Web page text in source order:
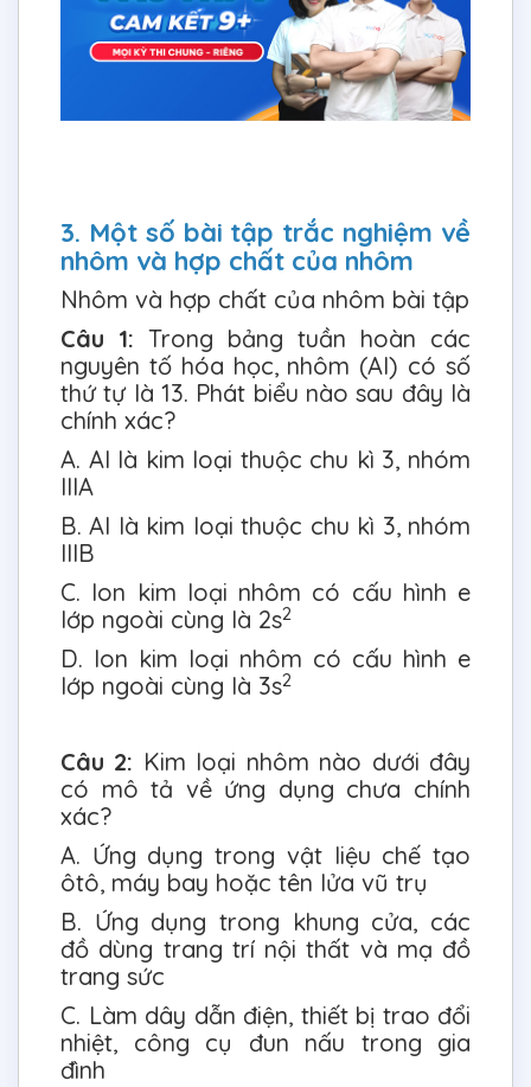
3. Một số bài tập trắc nghiệm về
nhôm và hợp chất của nhôm
Nhôm và hợp chất của nhôm bài tập
Câu 1: Trong bảng tuần hoàn các
nguyên tố hóa học, nhôm (Al) có số
thứ tự là 13. Phát biểu nào sau đây là
chính xác?
A. Al là kim loại thuộc chu kì 3, nhóm
IIIA
B. Al là kim loại thuộc chu kì 3, nhóm
IIIB
C. Ion kim loại nhôm có cấu hình e
lớp ngoài cùng là 2s2
D. Ion kim loại nhôm có cấu hình e
lớp ngoài cùng là 3s2
Câu 2: Kim loại nhôm nào dưới đây
có mô tả về ứng dụng chưa chính
xác?
A. Ứng dụng trong vật liệu chế tạo
ôtô, máy bay hoặc tên lửa vũ trụ
B. Ứng dụng trong khung cửa, các
đồ dùng trang trí nội thất và mạ đồ
trang sức
C. Làm dây dẫn điện, thiết bị trao đổi
nhiệt, công cụ đun nấu trong gia
đình